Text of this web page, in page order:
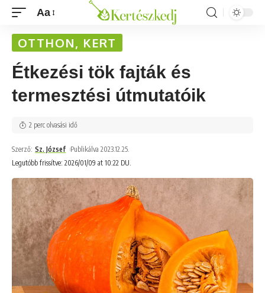
Aa
OTTHON, KERT
Étkezési tök fajták és
termesztési útmutatóik
Legutóbb frissítve: 2026/01/09 at 10:22 DU.
Szerző: Sz. József Publikálva 2023.12.25.
2 perc olvasási idő